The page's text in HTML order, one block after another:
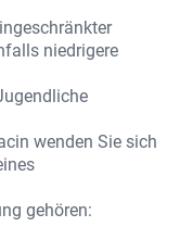
niedrigere
wenden Sie sich
gehören: